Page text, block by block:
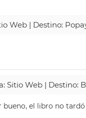
Web | Destino:
Sitio Web | Destino:
bueno, el libro no